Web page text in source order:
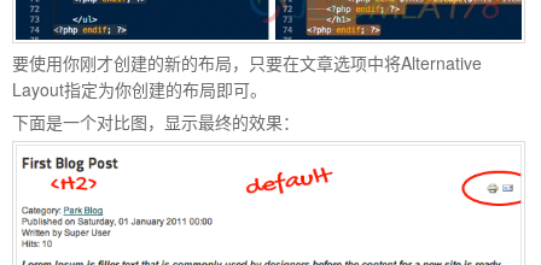
要使用你刚才创建的新的布局，只要在文章选项中将Alternative
Layout指定为你创建的布局即可。
下面是一个对比图，显示最终的效果：